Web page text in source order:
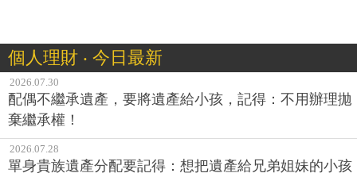
個人理財 ‧ 今日最新
2026.07.30
配偶不繼承遺產，要將遺產給小孩，記得：不用辦理拋
棄繼承權！
2026.07.28
單身貴族遺產分配要記得：想把遺產給兄弟姐妹的小孩